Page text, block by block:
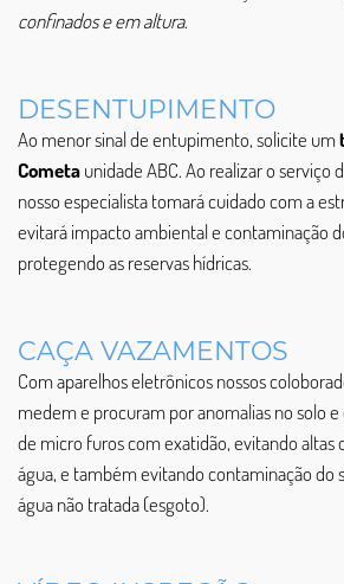
confinados e em altura.
DESENTUPIMENTO
Ao menor sinal de entupimento, solicite um
Cometaunidade ABC. Ao realizar o serviço
nosso especialista tomará cuidado com a
evitará impacto ambiental e contaminação
protegendo as reservas hídricas.
CAÇA VAZAMENTOS
Com aparelhos eletrônicos nossos
medem e procuram por anomalias no solo
de micro furos com exatidão, evitando altas
água, e também evitando contaminação do
água não tratada (esgoto).